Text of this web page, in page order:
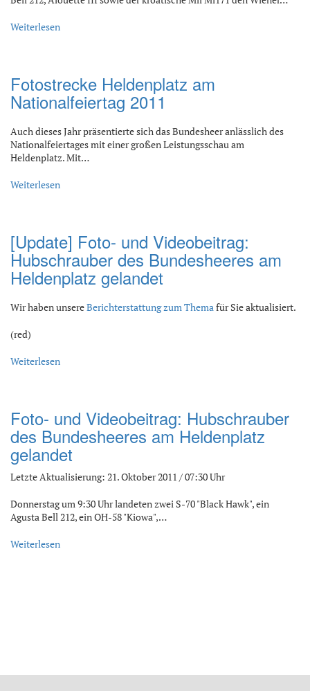
Weiterlesen
Fotostrecke Heldenplatz am
Nationalfeiertag 2011
Auch dieses Jahr präsentierte sich das Bundesheer anlässlich des
Nationalfeiertages mit einer großen Leistungsschau am
Heldenplatz. Mit…
Weiterlesen
[Update] Foto- und Videobeitrag:
Hubschrauber des Bundesheeres am
Heldenplatz gelandet
Wir haben unsereBerichterstattung zum Themafür Sie aktualisiert.
(red)
Weiterlesen
Foto- und Videobeitrag: Hubschrauber
des Bundesheeres am Heldenplatz
gelandet
Letzte Aktualisierung: 21. Oktober 2011 / 07:30 Uhr
Donnerstag um 9:30 Uhr landeten zwei S-70 "Black Hawk", ein
Agusta Bell 212, ein OH-58 "Kiowa",…
Weiterlesen